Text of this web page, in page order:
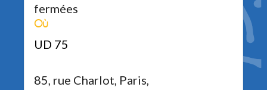
fermées
Où
UD 75
85, rue Charlot, Paris,